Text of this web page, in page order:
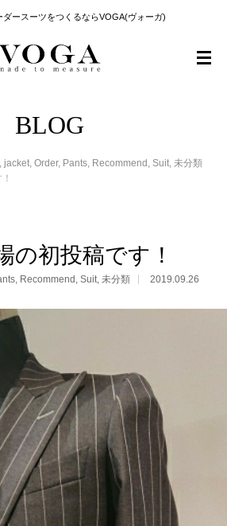
ダースーツをつくるならVOGA(ヴォーガ)
BLOG
, jacket, Order, Pants, Recommend , Suit, 未分類
の初投稿です！
, Recommend , Suit, 未分類 2019.09.26